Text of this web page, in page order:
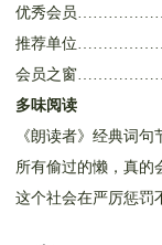
优秀会员
推荐单位
会员之窗
多味阅读
《朗读者》经
所有偷过的懒，
这个社会在严厉